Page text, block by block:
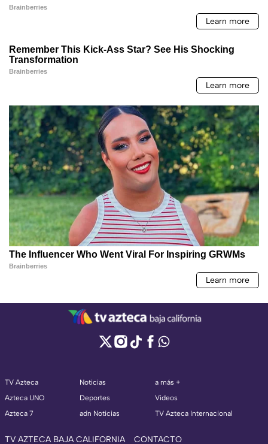
TV Azteca
Azteca UNO
Azteca 7
Noticias
Deportes
adn Noticias
a más +
Videos
TV Azteca Internacional
TV AZTECA BAJA CALIFORNIA CONTACTO